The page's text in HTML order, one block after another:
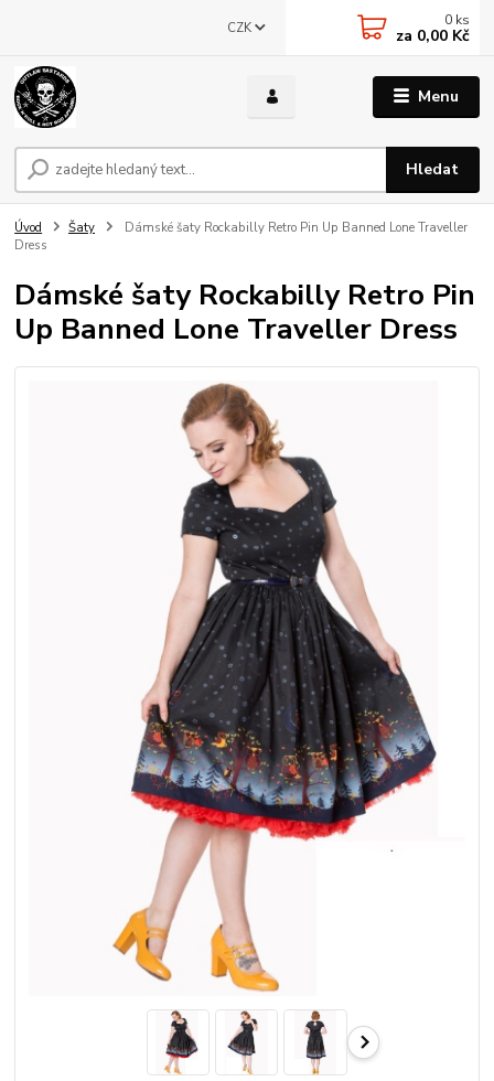
Menu
CZK
Hledat
0 ks
za 0,00 Kč
Úvod Šaty
Dámské šaty Rockabilly Retro Pin Up Banned Lone Traveller
Dress
Dámské šaty Rockabilly Retro Pin
Up Banned Lone Traveller Dress